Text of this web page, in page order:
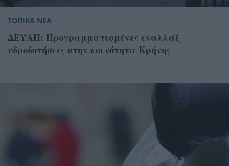
ΤΟΠΙΚΑ ΝΕΑ
ΔΕΥΑΠ: Προγραμματισμένες εναλλάξ
υδροδοτήσεις στην κοινότητα Κρήνης